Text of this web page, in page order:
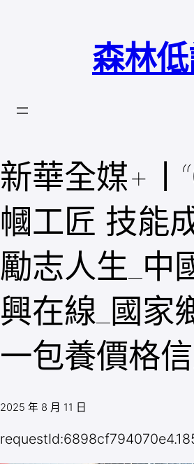
森林
新華全媒+丨
幗工匠 技能
勵志人生_中
興在線_國家
一包養價格
2025 年 8 月 11 日